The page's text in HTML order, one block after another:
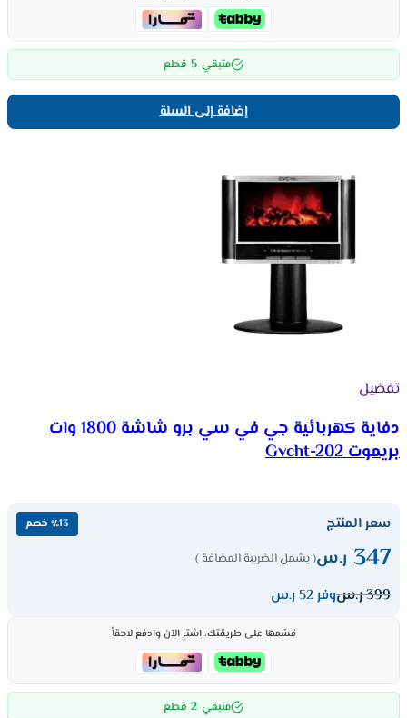
متبقي 5 قطع
إضافة إلى السلة
تفضيل
دفاية كهربائية جي في سي برو شاشة 1800 وات
بريموت Gvcht-202
سعر المنتج ٪13 خصم
347 ر.س( يشمل الضريبة المضافة )
399ر.سوفر 52 ر.س
قسّمها على طريقتك، اشترِ الآن وادفع لاحقاً
متبقي 2 قطع